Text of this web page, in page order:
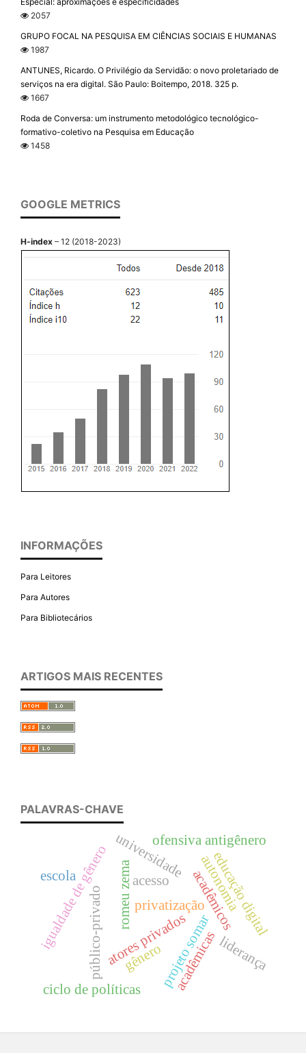
2057
GRUPO FOCAL NA PESQUISA EM CIÊNCIAS SOCIAIS E HUMANAS
1987
ANTUNES, Ricardo. O Privilégio da Servidão: o novo proletariado de
serviços na era digital. São Paulo: Boitempo, 2018. 325 p.
1667
Roda de Conversa: um instrumento metodológico tecnológico-
formativo-coletivo na Pesquisa em Educação
1458
GOOGLE METRICS
H-index – 12 (2018-2023)
INFORMAÇÕES
Para Leitores
Para Autores
Para Bibliotecários
ARTIGOS MAIS RECENTES
PALAVRAS-CHAVE
privatização
projeto somar
público-privado romeu zema
igualdade de gênero acadêmicos
acadêmicas
universidadeofensiva antigênero
gênero
ciclo de políticas
acesso
escola autonomia
educação digital
liderança
atores privados